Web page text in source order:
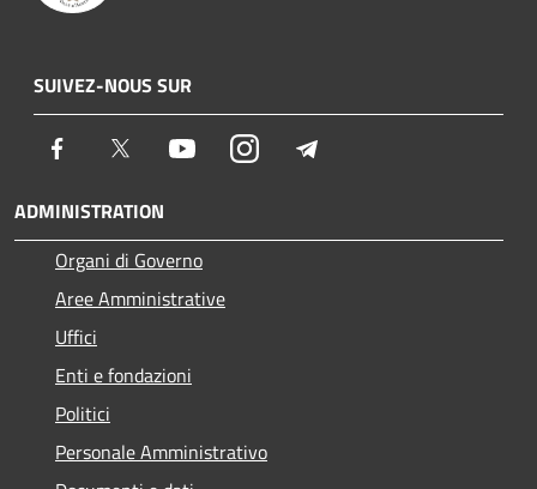
SUIVEZ-NOUS SUR
Facebook Twitter YoutubeInstagram
ADMINISTRATION
Organi di Governo
Aree Amministrative
Uffici
Enti e fondazioni
Politici
Personale Amministrativo